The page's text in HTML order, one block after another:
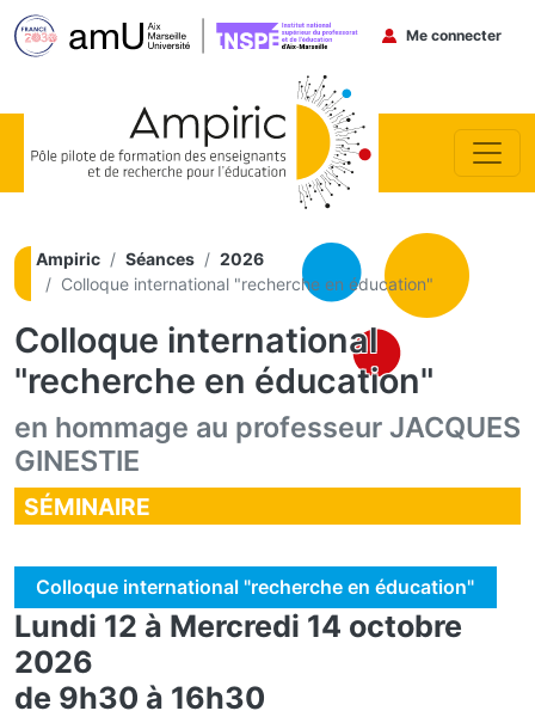
Menu du
Me connecter
Ampiric Séances
2026
Colloque international "recherche en éducation"
Colloque international
"recherche en éducation"
en hommage au professeur JACQUES
GINESTIE
SÉMINAIRE
Colloque international "recherche en éducation"
Lundi 12 à Mercredi 14 octobre
2026
de 9h30 à 16h30